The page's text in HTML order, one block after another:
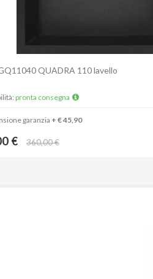
QUADRA 110 lavello
pronta consegna
garanzia + € 45,90
€ 360,00 €